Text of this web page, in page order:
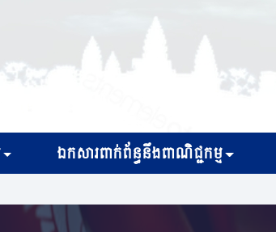
ឯកសារពាក់ព័ន្ធនឹងពាណិជ្ជកម្ម